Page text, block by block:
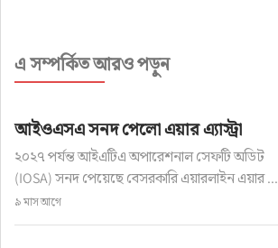
এ সম্পর্কিত আরও পড়ুন
আইওএসএ সনদ পেলো এয়ার এ্যাস্ট্রা
২০২৭ পর্যন্ত আইএটিএ অপারেশনাল সেফটি অডিট
(IOSA) সনদ পেয়েছে বেসরকারি এয়ারলাইন এয়ার ...
৯ মাস আগে